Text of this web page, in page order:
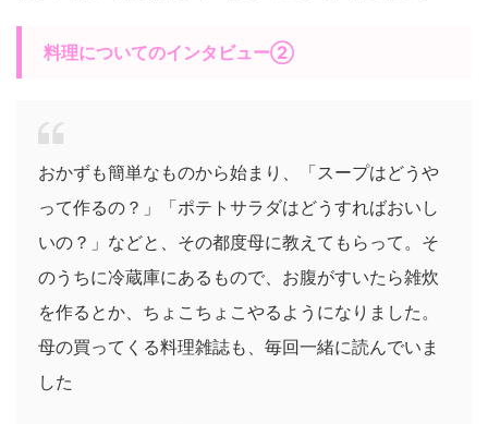
料理についてのインタビュー②
おかずも簡単なものから始まり、「スープはどうや
って作るの？」「ポテトサラダはどうすればおいし
いの？」などと、その都度母に教えてもらって。そ
のうちに冷蔵庫にあるもので、お腹がすいたら雑炊
を作るとか、ちょこちょこやるようになりました。
母の買ってくる料理雑誌も、毎回一緒に読んでいま
した